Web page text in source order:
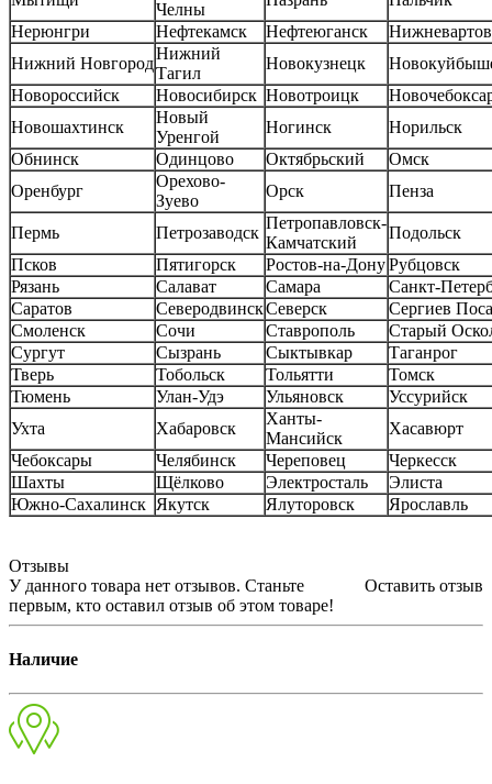
Челны
Нерюнгри
Нефтекамск Нефтеюганск
Нижний Новгород
Нижний
Тагил
Новокузнецк
Новороссийск
Новосибирск Новотроицк
Новошахтинск
Новый
Уренгой
Ногинск
Норильск
Обнинск
Одинцово Октябрьский
Омск
Оренбург
Орехово-
Зуево
Орск Пенза
Пермь Петрозаводск
Петропавловск-
Камчатский
Подольск
Псков
Пятигорск Ростов-на-ДонуРубцовск
Рязань
Салават Самара
Санкт-
Саратов
СеверодвинскСеверск
Сергиев
Смоленск
Сочи Ставрополь
Старый
Сургут
Сызрань Сыктывкар
Таганрог
Тверь
Тобольск Тольятти
Томск
Тюмень
Улан-Удэ Ульяновск
Уссурийск
Ухта
Хабаровск
Ханты-
Мансийск
Хасавюрт
Чебоксары
Челябинск Череповец
Черкесск
Шахты
Щёлково Электросталь
Элиста
Южно-Сахалинск Якутск Ялуторовск Ярославль
Отзывы
Оставить отзыв
У данного товара нет отзывов. Станьте
первым, кто оставил отзыв об этом товаре!
Наличие